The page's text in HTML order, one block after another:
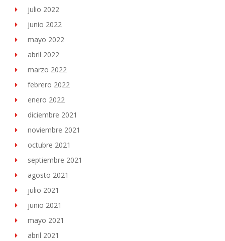
julio 2022
junio 2022
mayo 2022
abril 2022
marzo 2022
febrero 2022
enero 2022
diciembre 2021
noviembre 2021
octubre 2021
septiembre 2021
agosto 2021
julio 2021
junio 2021
mayo 2021
abril 2021